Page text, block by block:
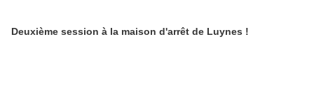
Deuxième session à la maison d'arrêt de Luynes !